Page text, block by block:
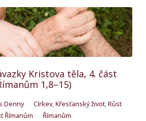
Kristova těla, 4. část
1,8–15)
Denny Církev,Křesťanský život,Růst
Římanům
Římanům